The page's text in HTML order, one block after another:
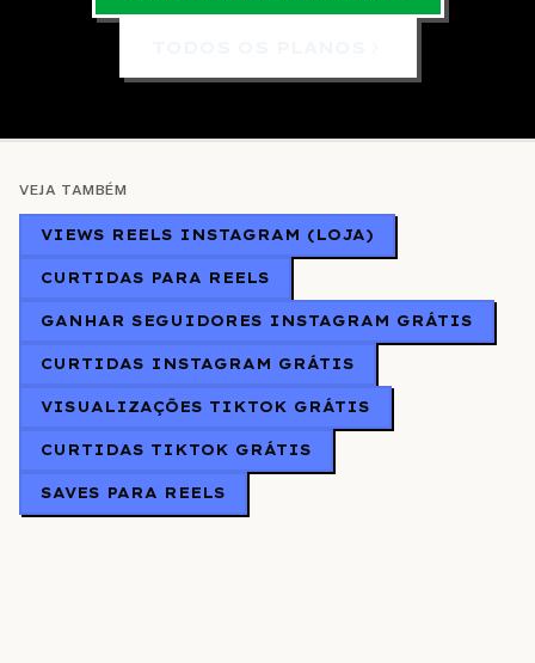
VEJA TAMBÉM
VIEWS REELS INSTAGRAM (LOJA)
CURTIDAS PARA REELS
GANHAR SEGUIDORES INSTAGRAM GRÁTIS
CURTIDAS INSTAGRAM GRÁTIS
VISUALIZAÇÕES TIKTOK GRÁTIS
CURTIDAS TIKTOK GRÁTIS
SAVES PARA REELS